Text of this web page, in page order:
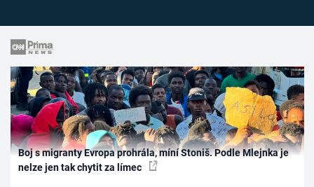
Boj s migranty Evropa prohrála, míní Stoniš. Podle Mlejnka je
nelze jen tak chytit za límec